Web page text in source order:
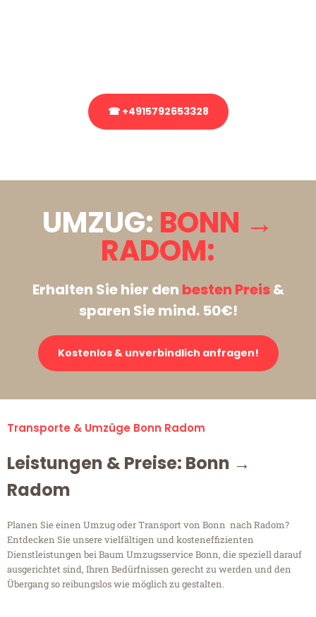
☎ +4915792653328
UMZUG: BONN →
RADOM:
Erhalten Sie hier den besten Preis&
sparen Sie mind. 50€!
Kostenlos & unverbindlich anfragen!
Transporte & Umzüge Bonn Radom
Leistungen & Preise: Bonn →
Radom
Planen Sie einen Umzug oder Transport von Bonn nach Radom?
Entdecken Sie unsere vielfältigen und kosteneffizienten
Dienstleistungen bei Baum Umzugsservice Bonn, die speziell darauf
ausgerichtet sind, Ihren Bedürfnissen gerecht zu werden und den
Übergang so reibungslos wie möglich zu gestalten.